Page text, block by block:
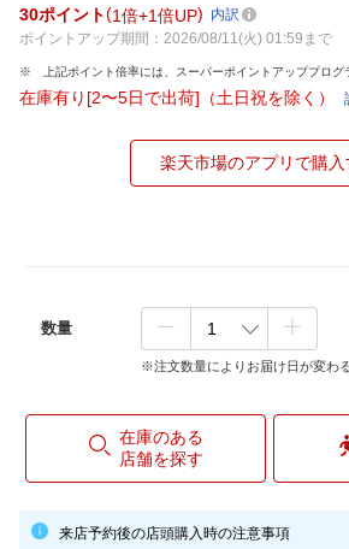
30ポイント 1倍 1倍UP
内訳
ポイントアップ期間：2026/08/11(火) 01:59まで
上記ポイント倍率には、スーパーポイントアッププログ
在庫有り[2〜5日で出荷]（土日祝を除く）
楽天市場のアプリで購入
数量
※注文数量によりお届け日が変わ
在庫のある
店舗を探す
来店予約後の店頭購入時の注意事項